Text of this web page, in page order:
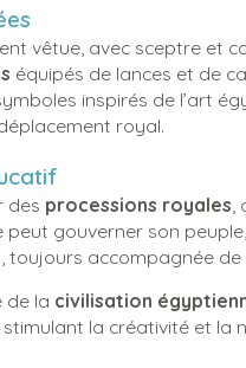
vêtue, avec sceptre et
équipés de lances et de
inspirés de l’art
royal.
des processions royales,
gouverner son
toujours accompagnée de
de la civilisation
la créativité et la